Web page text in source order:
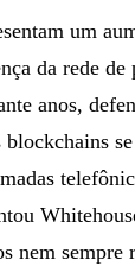
um
da rede de
anos,
nem sempre